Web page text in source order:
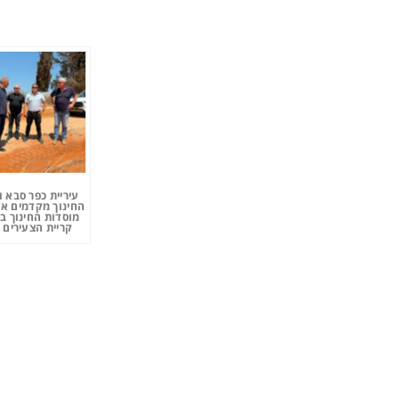
עיריית כפר
החינוך מקדמים
מוסדות החינוך
קריית